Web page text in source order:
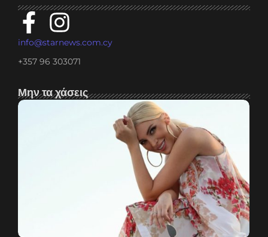
info@starnews.com.cy
+357 96 303071
Μην τα χάσεις